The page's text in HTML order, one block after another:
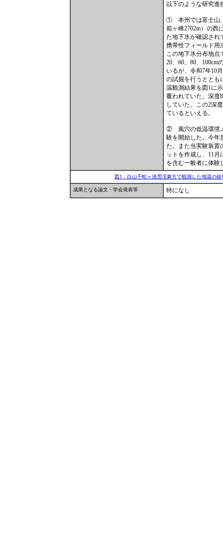
以下のような研究進
① 本州では富士山、
前ヶ峰2702m）の西
た地下氷が確認され
携帯性フィールド用
この地下氷分布地点
20、60、80、
いるが、令和7年10
の試掘を行うととも
温観測結果を図1に
覆われていた。深度
していた。この2深
ているといえる。
② 風穴の低温環境メ
験を開始した。今年
た。また当実験装置
ットを作成し、11
を含む一般者に体験
図1．白山千蛇ヶ池雪渓東方で観測した地温の経
成果となる論文・学会発表等 特になし